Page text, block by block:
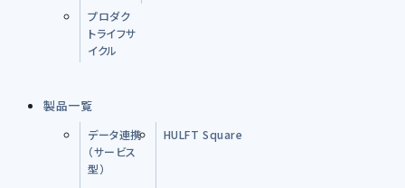
プロダク
トライフサ
イクル
製品一覧
データ連携
（サービス
型）
HULFT Square